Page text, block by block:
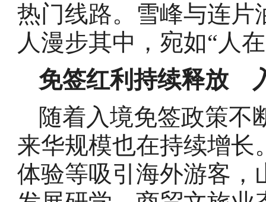
热门线路。雪峰与连片
人漫步其中，宛如“人
免签红利持续释放
随着入境免签政策不
来华规模也在持续增长
体验等吸引海外游客，